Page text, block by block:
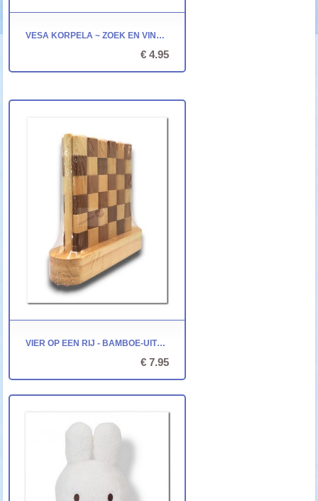
VESA KORPELA ~ ZOEK EN VIND: ZOEK DE VERSCHILLEN
€ 4.95
VIER OP EEN RIJ - BAMBOE-UITVOERING
€ 7.95